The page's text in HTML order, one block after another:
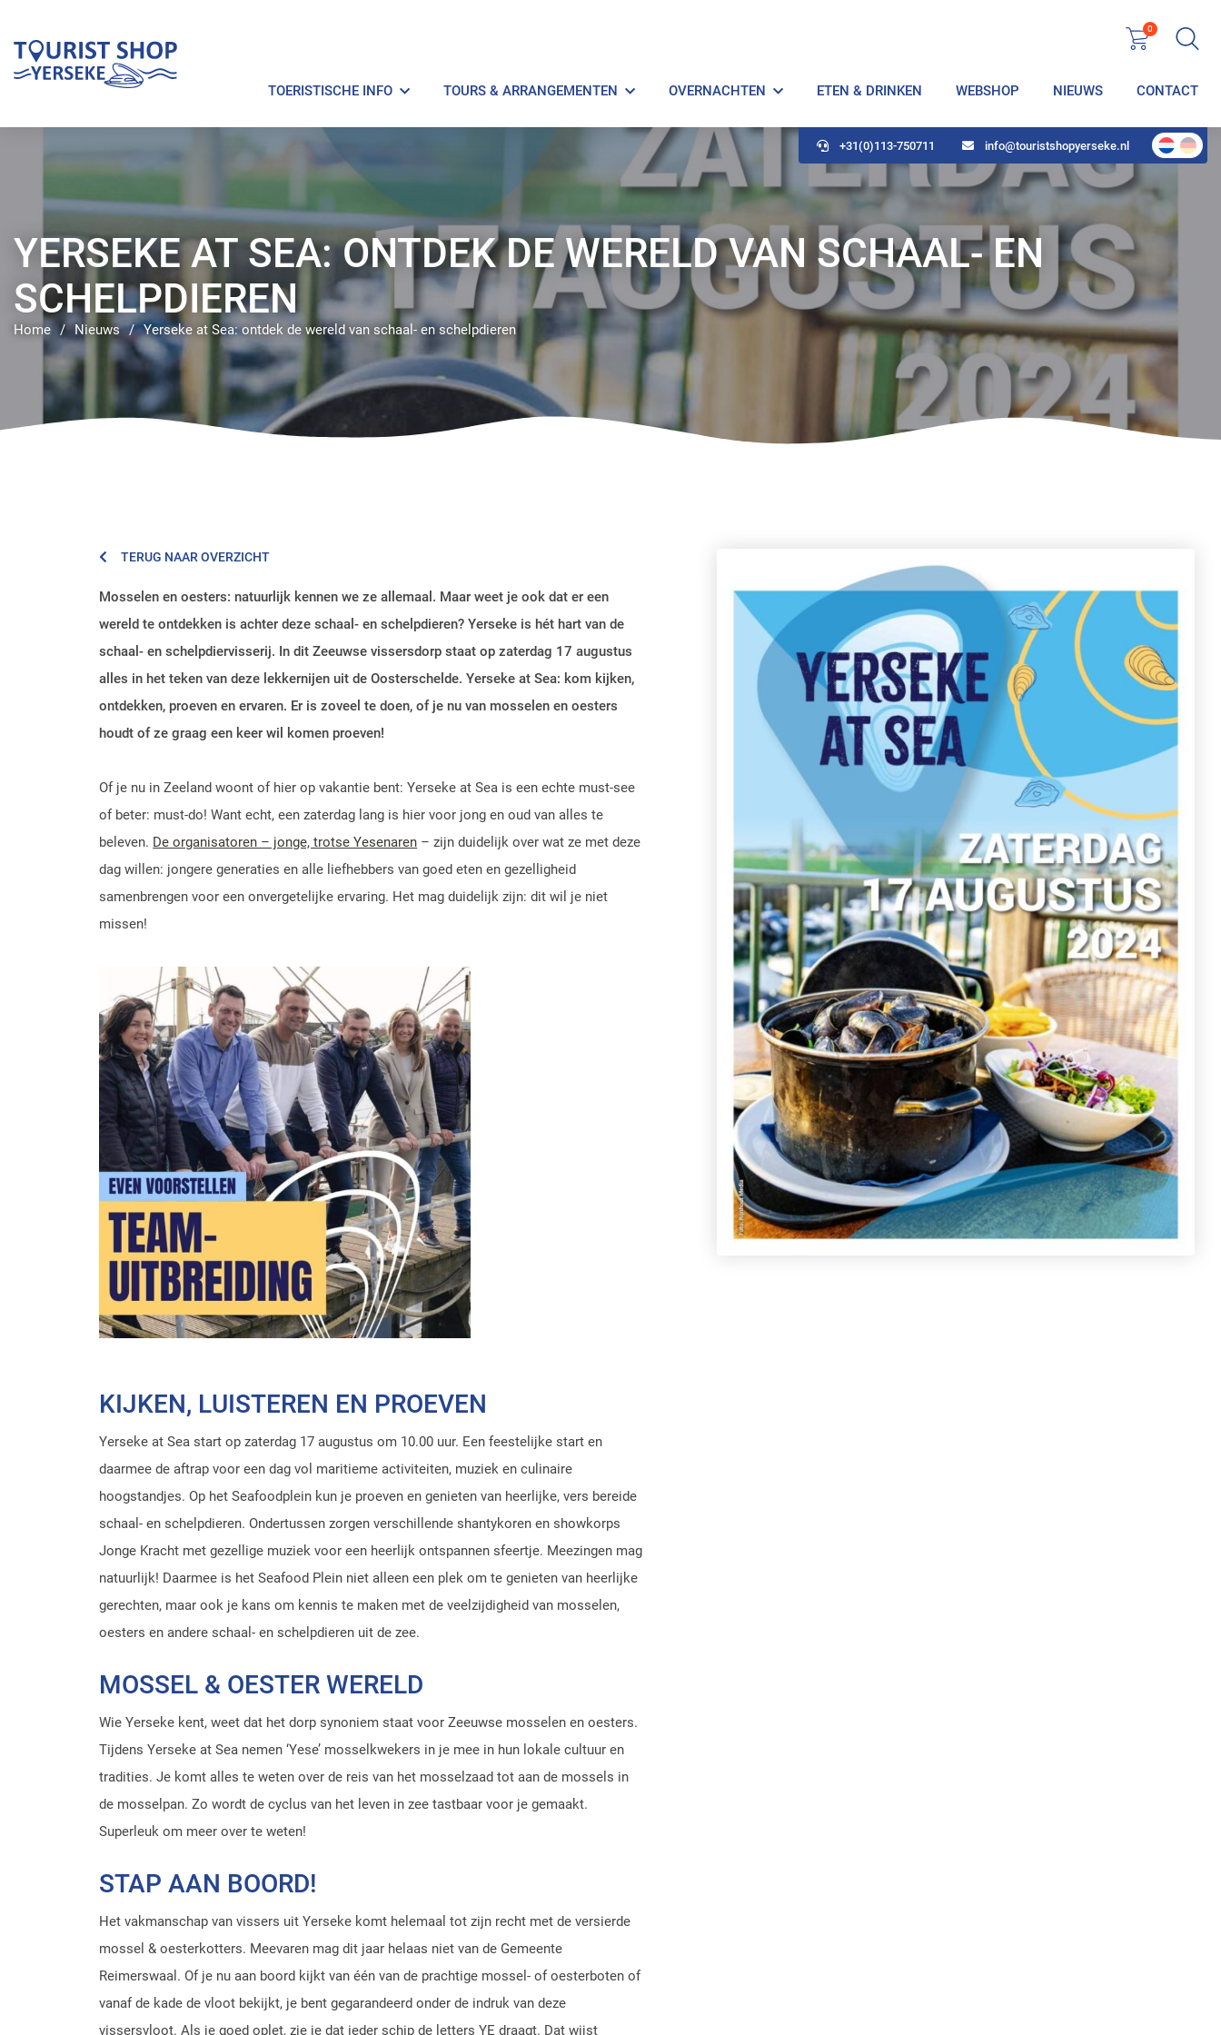
TOERISTISCHE INFO TOURS & ARRANGEMENTEN OVERNACHTEN ETEN & DRINKEN WEBSHOP NIEUWS CONTACT
0
+31(0)113-750711 info@touristshopyerseke.nl
YERSEKE AT SEA: ONTDEK DE WERELD VAN SCHAAL- EN
SCHELPDIEREN
Home / Nieuws / Yerseke at Sea: ontdek de wereld van schaal- en schelpdieren
TERUG NAAR OVERZICHT
Mosselen en oesters: natuurlijk kennen we ze allemaal. Maar weet je ook dat er een
wereld te ontdekken is achter deze schaal- en schelpdieren? Yerseke is hét hart van de
schaal- en schelpdiervisserij. In dit Zeeuwse vissersdorp staat op zaterdag 17 augustus
alles in het teken van deze lekkernijen uit de Oosterschelde. Yerseke at Sea: kom kijken,
ontdekken, proeven en ervaren. Er is zoveel te doen, of je nu van mosselen en oesters
houdt of ze graag een keer wil komen proeven!
Of je nu in Zeeland woont of hier op vakantie bent: Yerseke at Sea is een echte must-see
of beter: must-do! Want echt, een zaterdag lang is hier voor jong en oud van alles te
beleven. De organisatoren – jonge, trotse Yesenaren – zijn duidelijk over wat ze met deze
dag willen: jongere generaties en alle liefhebbers van goed eten en gezelligheid
samenbrengen voor een onvergetelijke ervaring. Het mag duidelijk zijn: dit wil je niet
missen!
KIJKEN, LUISTEREN EN PROEVEN
Yerseke at Sea start op zaterdag 17 augustus om 10.00 uur. Een feestelijke start en
daarmee de aftrap voor een dag vol maritieme activiteiten, muziek en culinaire
hoogstandjes. Op het Seafoodplein kun je proeven en genieten van heerlijke, vers bereide
schaal- en schelpdieren. Ondertussen zorgen verschillende shantykoren en showkorps
Jonge Kracht met gezellige muziek voor een heerlijk ontspannen sfeertje. Meezingen mag
natuurlijk! Daarmee is het Seafood Plein niet alleen een plek om te genieten van heerlijke
gerechten, maar ook je kans om kennis te maken met de veelzijdigheid van mosselen,
oesters en andere schaal- en schelpdieren uit de zee.
MOSSEL & OESTER WERELD
Wie Yerseke kent, weet dat het dorp synoniem staat voor Zeeuwse mosselen en oesters.
Tijdens Yerseke at Sea nemen ‘Yese’ mosselkwekers in je mee in hun lokale cultuur en
tradities. Je komt alles te weten over de reis van het mosselzaad tot aan de mossels in
de mosselpan. Zo wordt de cyclus van het leven in zee tastbaar voor je gemaakt.
Superleuk om meer over te weten!
STAP AAN BOORD!
Het vakmanschap van vissers uit Yerseke komt helemaal tot zijn recht met de versierde
mossel & oesterkotters. Meevaren mag dit jaar helaas niet van de Gemeente
Reimerswaal. Of je nu aan boord kijkt van één van de prachtige mossel- of oesterboten of
vanaf de kade de vloot bekijkt, je bent gegarandeerd onder de indruk van deze
vissersvloot. Als je goed oplet, zie je dat ieder schip de letters YE draagt. Dat wijst